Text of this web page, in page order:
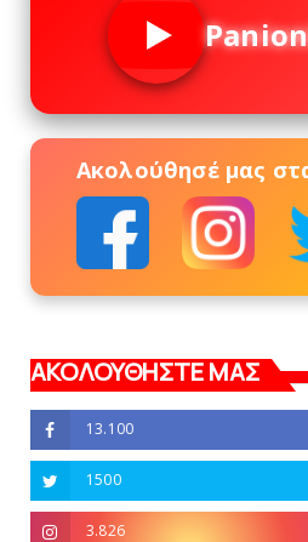
Ακολούθησέ μας
ΑΚΟΛΟΥΘΗΣΤΕ ΜΑΣ
13.100
1500
3.826